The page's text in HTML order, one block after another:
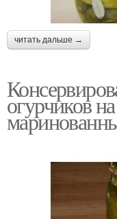
читать дальше →
огурчиков